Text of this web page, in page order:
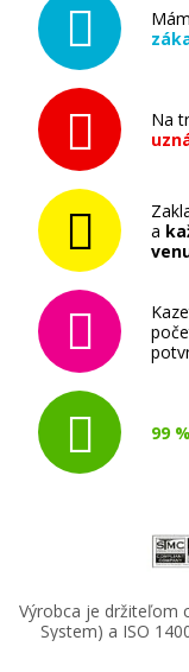
Na
a
99
Výrobca je držiteľom
System) a ISO